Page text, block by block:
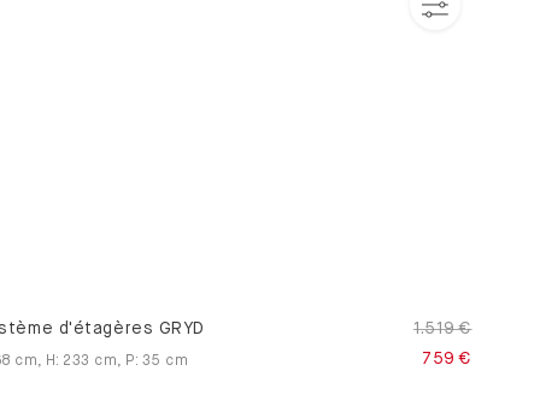
d'étagères GRYD
1.519 €
759 €
cm, H : 233 cm, P: 35 cm